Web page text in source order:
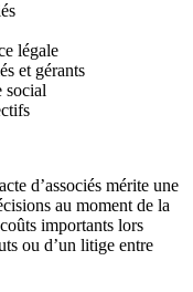
légale
et gérants
social
d’associés mérite une
au moment de la
importants lors
ou d’un litige entre